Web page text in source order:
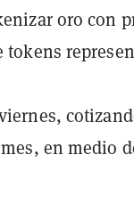
oro con
en medio